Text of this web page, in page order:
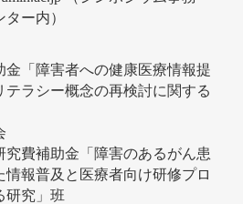
ー内）
金「障害者への健康医療情報提
ラシー概念の再検討に関する
費補助金「障害のあるがん患
報普及と医療者向け研修プロ
研究」班